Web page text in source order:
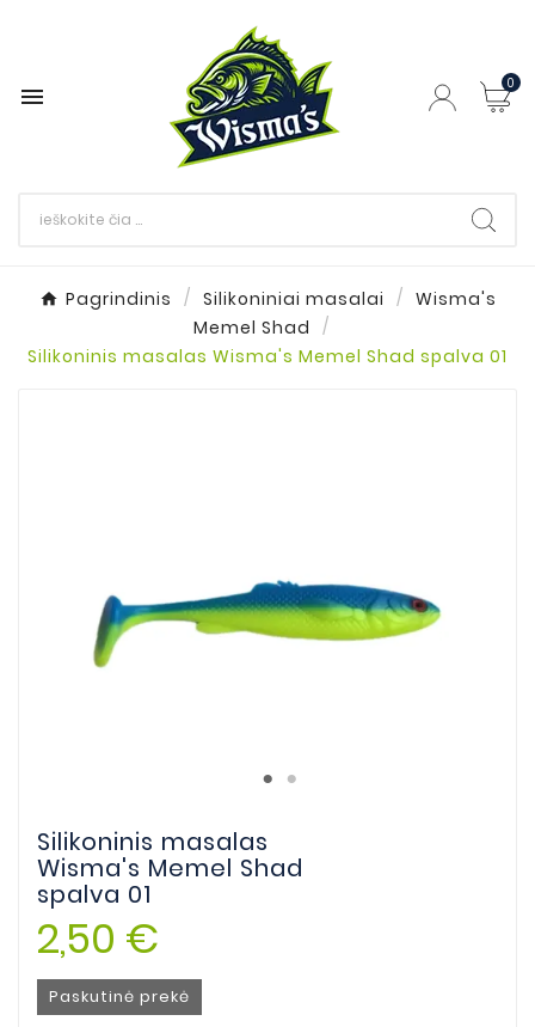
 0
Pagrindinis Silikoniniai masalai
Wisma's
Memel Shad
Silikoninis masalas Wisma's Memel Shad spalva 01
Silikoninis masalas
Wisma's Memel Shad
spalva 01
2,50 €
Paskutinė prekė